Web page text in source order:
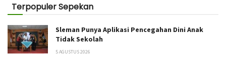
Terpopuler Sepekan
Sleman Punya Aplikasi Pencegahan Dini Anak
Tidak Sekolah
5 AGUSTUS 2026